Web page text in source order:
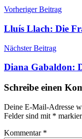
sommer
baden-
leonid
Vorheriger Beitrag
Lluís Llach: Die
Nächster Beitrag
Diana Gabaldon:
Schreibe einen
Deine E-Mail-Adresse
Felder sind mit *
Kommentar *